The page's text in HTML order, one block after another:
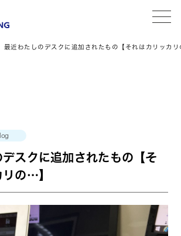
最近わたしのデスクに追加されたもの【それはカリッカ
スクに追加されたもの【そ
の…】